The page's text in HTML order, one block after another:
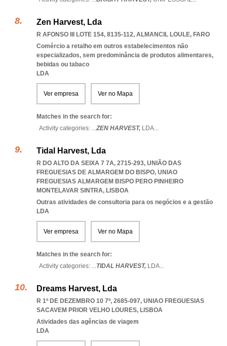
Zen Harvest, Lda
R AFONSO III LOTE 154, 8135-112, ALMANCIL LOULE, FARO
Comércio a retalho em outros estabelecimentos não
especializados, sem predominância de produtos alimentares,
bebidas ou tabaco
LDA
Ver empresa Ver no Mapa
Matches in the search for:
Activity categories: ...ZEN HARVEST, LDA...
Tidal Harvest, Lda
R DO ALTO DA SEIXA 7 7A, 2715-293, UNIÃO DAS
FREGUESIAS DE ALMARGEM DO BISPO, UNIAO
FREGUESIAS ALMARGEM BISPO PERO PINHEIRO
MONTELAVAR SINTRA, LISBOA
Outras atividades de consultoria para os negócios e a gestão
LDA
Ver empresa Ver no Mapa
Matches in the search for:
Activity categories: ...TIDAL HARVEST, LDA...
Dreams Harvest, Lda
R 1º DE DEZEMBRO 10 7º, 2685-097, UNIAO FREGUESIAS
SACAVEM PRIOR VELHO LOURES, LISBOA
Atividades das agências de viagem
LDA